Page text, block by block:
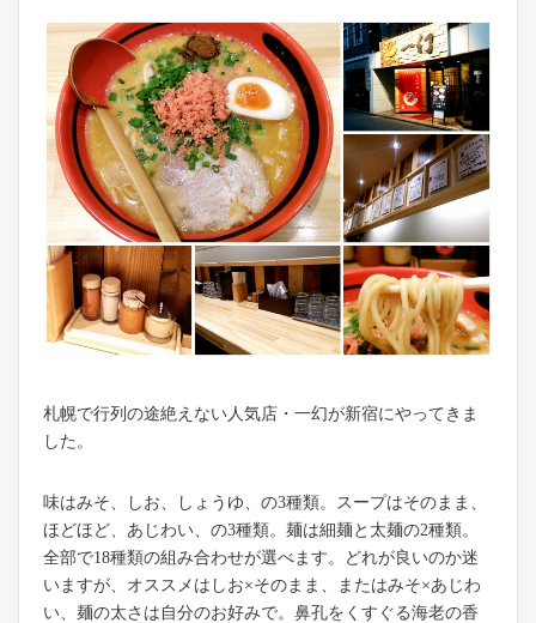
札幌で行列の途絶えない人気店・一幻が新宿にやってきま
した。
味はみそ、しお、しょうゆ、の3種類。スープはそのまま、
ほどほど、あじわい、の3種類。麺は細麺と太麺の2種類。
全部で18種類の組み合わせが選べます。どれが良いのか迷
いますが、オススメはしお×そのまま、またはみそ×あじわ
い、麺の太さは自分のお好みで。鼻孔をくすぐる海老の香